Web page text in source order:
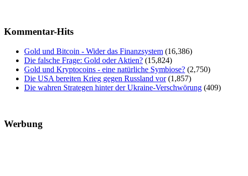
Kommentar-Hits
Gold und Bitcoin - Wider das Finanzsystem (16,386)
Die falsche Frage: Gold oder Aktien? (15,824)
Gold und Kryptocoins - eine natürliche Symbiose? (2,750)
Die USA bereiten Krieg gegen Russland vor (1,857)
Die wahren Strategen hinter der Ukraine-Verschwörung (409)
Werbung